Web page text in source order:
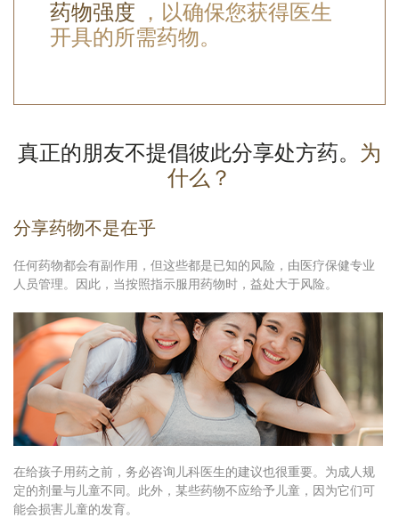
药物强度 ，以确保您获得医生
开具的所需药物。
真正的朋友不提倡彼此分享处方药。 为
什么？
分享药物不是在乎
任何药物都会有副作用，但这些都是已知的风险，由医疗保健专业
人员管理。因此，当按照指示服用药物时，益处大于风险。
在给孩子用药之前，务必咨询儿科医生的建议也很重要。为成人规
定的剂量与儿童不同。此外，某些药物不应给予儿童，因为它们可
能会损害儿童的发育。